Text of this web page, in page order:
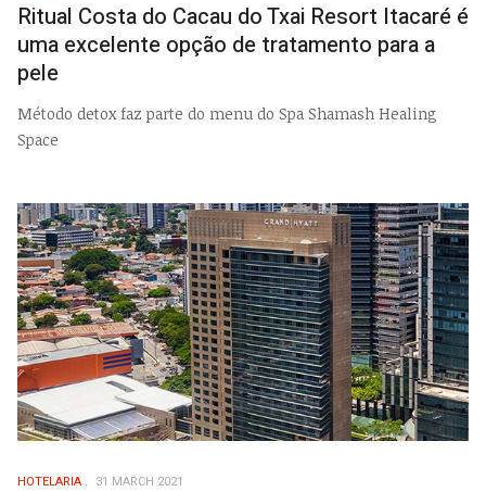
Ritual Costa do Cacau do Txai Resort Itacaré é
uma excelente opção de tratamento para a
pele
Método detox faz parte do menu do Spa Shamash Healing
Space
HOTELARIA 31 MARCH 2021